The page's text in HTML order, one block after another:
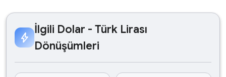
bolt
İlgili Dolar - Türk Lirası
Dönüşümleri